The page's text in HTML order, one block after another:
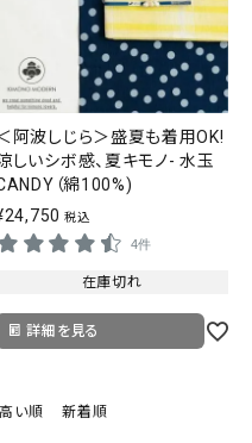
阿波しじら＞盛夏も着用OK!
しいシボ感、夏キモノ- 水玉
（綿100%)
24,750 税込
4件
在庫切れ
詳細を見る
い順 新着順